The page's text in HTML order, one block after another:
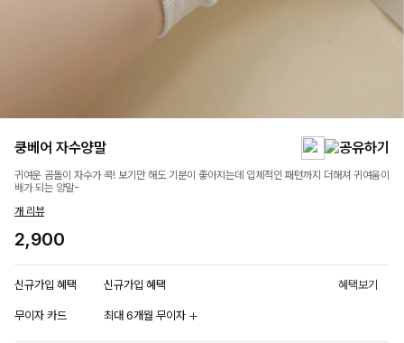
쿵베어 자수양말
귀여운 곰돌이 자수가 콕! 보기만 해도 기분이 좋아지는데 입체적인 패턴까지 더해져 귀여움이
배가 되는 양말-
개 리뷰
2,900
신규가입 혜택 신규가입 혜택 혜택보기
무이자 카드 최대 6개월 무이자